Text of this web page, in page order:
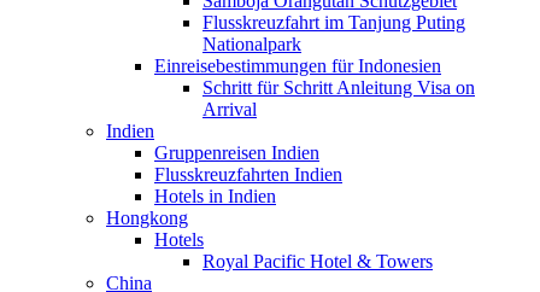
Flusskreuzfahrt im Tanjung Puting
Nationalpark
Einreisebestimmungen für Indonesien
Schritt für Schritt Anleitung Visa on
Arrival
Indien
Gruppenreisen Indien
Flusskreuzfahrten Indien
Hotels in Indien
Hongkong
Hotels
Royal Pacific Hotel & Towers
China